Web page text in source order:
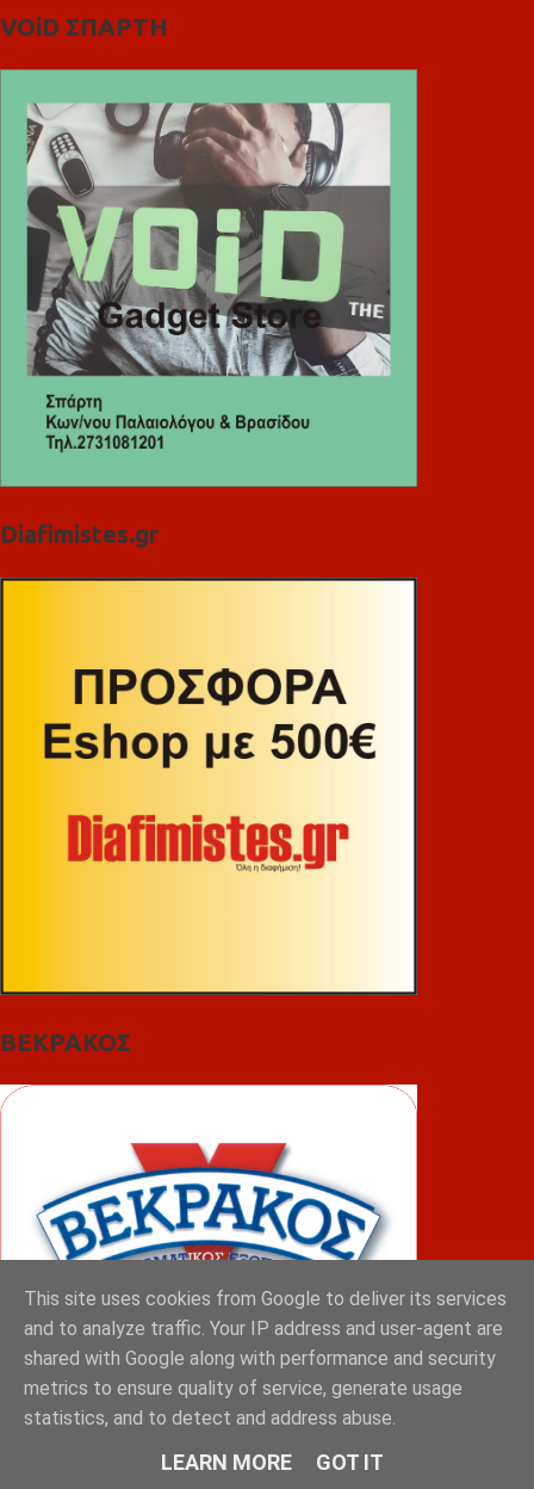
VOiD ΣΠΑΡΤΗ
Diafimistes.gr
ΒΕΚΡΑΚΟΣ
ΦΟΥΝΤΑΣ
This site uses cookies from Google to deliver its services
and to analyze traffic. Your IP address and user-agent are
shared with Google along with performance and security
metrics to ensure quality of service, generate usage
statistics, and to detect and address abuse.
LEARN MORE GOT IT